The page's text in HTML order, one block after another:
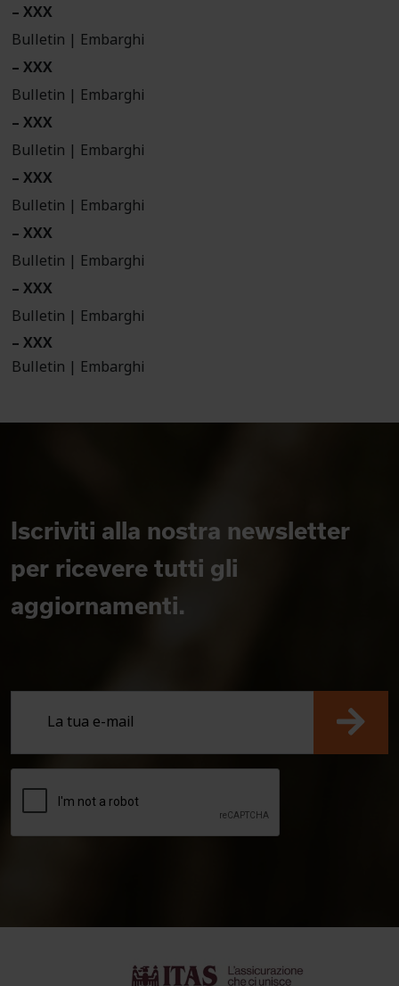
– XXX
Bulletin | Embarghi
– XXX
Bulletin | Embarghi
– XXX
Bulletin | Embarghi
– XXX
Bulletin | Embarghi
– XXX
Bulletin | Embarghi
– XXX
Bulletin | Embarghi
– XXX
Bulletin | Embarghi
Iscriviti alla nostra newsletter
per ricevere tutti gli
aggiornamenti.